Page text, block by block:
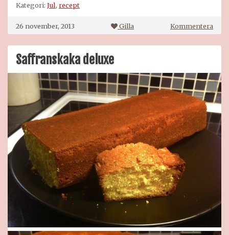
Kategori: Jul, recept
26 november, 2013 Gilla Kommenterapå
Saffranskaka deluxe